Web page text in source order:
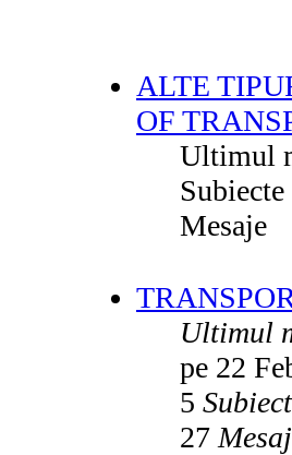
ALTE
OF
Ultimul
Subiecte
Mesaje
Ultimul
pe 22
5
27